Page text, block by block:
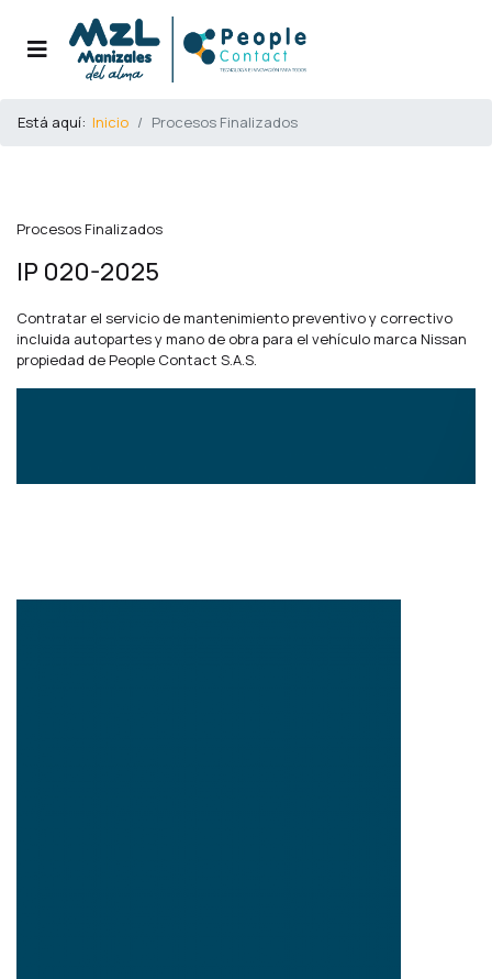
Está aquí: Inicio Procesos Finalizados
Procesos Finalizados
IP 020-2025
Contratar el servicio de mantenimiento preventivo y correctivo
incluida autopartes y mano de obra para el vehículo marca Nissan
propiedad de People Contact S.A.S.